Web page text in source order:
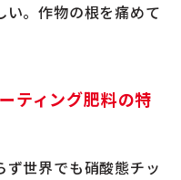
。作物の根を痛めて
ティング肥料の特
世界でも硝酸態チッ